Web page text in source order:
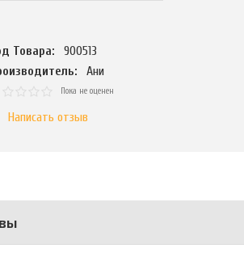
Товара:
900513
Ани
Пока не оценен
Написать отзыв